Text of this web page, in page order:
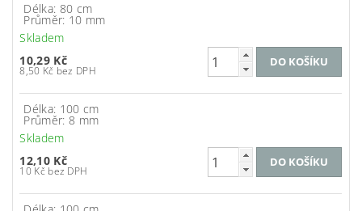
Délka: 80 cm
Průměr: 10 mm
Skladem
10,29 Kč
8,50 Kč bez DPH
Délka: 100 cm
Průměr: 8 mm
Skladem
12,10 Kč
10 Kč bez DPH